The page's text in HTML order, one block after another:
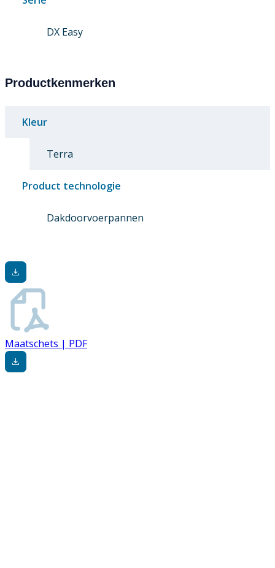
DX Easy
Productkenmerken
Kleur
Terra
Product technologie
Dakdoorvoerpannen
Maatschets | PDF